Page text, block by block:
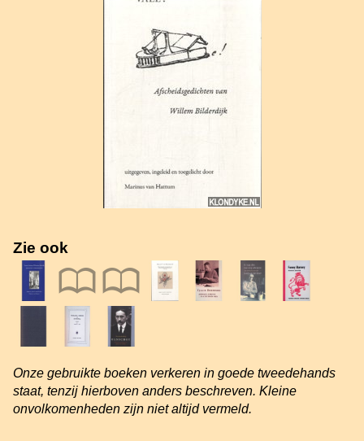
Zie ook
Onze gebruikte boeken verkeren in goede tweedehands
staat, tenzij hierboven anders beschreven. Kleine
onvolkomenheden zijn niet altijd vermeld.